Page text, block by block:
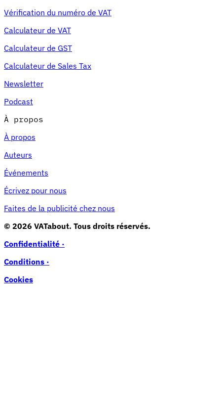
Vérification du numéro de VAT
Calculateur de VAT
Calculateur de GST
Calculateur de Sales Tax
Newsletter
Podcast
À propos
À propos
Auteurs
Événements
Écrivez pour nous
Faites de la publicité chez nous
© 2026 VATabout. Tous droits réservés.
Confidentialité ·
Conditions ·
Cookies